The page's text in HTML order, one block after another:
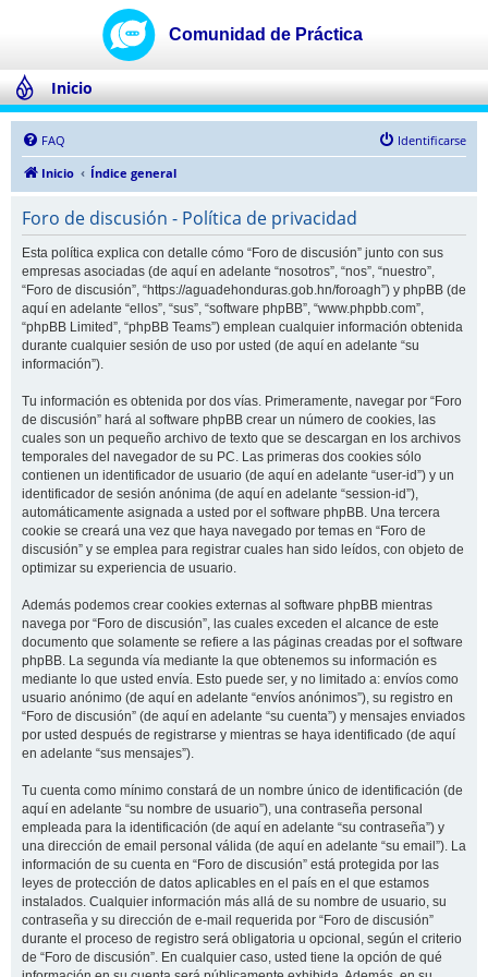
Inicio
FAQ
Identificarse
Inicio
Índice general
Foro de discusión - Política de privacidad
Esta política explica con detalle cómo “Foro de discusión” junto con sus
empresas asociadas (de aquí en adelante “nosotros”, “nos”, “nuestro”,
“Foro de discusión”, “https://aguadehonduras.gob.hn/foroagh”) y phpBB (de
aquí en adelante “ellos”, “sus”, “software phpBB”, “www.phpbb.com”,
“phpBB Limited”, “phpBB Teams”) emplean cualquier información obtenida
durante cualquier sesión de uso por usted (de aquí en adelante “su
información”).
Tu información es obtenida por dos vías. Primeramente, navegar por “Foro
de discusión” hará al software phpBB crear un número de cookies, las
cuales son un pequeño archivo de texto que se descargan en los archivos
temporales del navegador de su PC. Las primeras dos cookies sólo
contienen un identificador de usuario (de aquí en adelante “user-id”) y un
identificador de sesión anónima (de aquí en adelante “session-id”),
automáticamente asignada a usted por el software phpBB. Una tercera
cookie se creará una vez que haya navegado por temas en “Foro de
discusión” y se emplea para registrar cuales han sido leídos, con objeto de
optimizar su experiencia de usuario.
Además podemos crear cookies externas al software phpBB mientras
navega por “Foro de discusión”, las cuales exceden el alcance de este
documento que solamente se refiere a las páginas creadas por el software
phpBB. La segunda vía mediante la que obtenemos su información es
mediante lo que usted envía. Esto puede ser, y no limitado a: envíos como
usuario anónimo (de aquí en adelante “envíos anónimos”), su registro en
“Foro de discusión” (de aquí en adelante “su cuenta”) y mensajes enviados
por usted después de registrarse y mientras se haya identificado (de aquí
en adelante “sus mensajes”).
Tu cuenta como mínimo constará de un nombre único de identificación (de
aquí en adelante “su nombre de usuario”), una contraseña personal
empleada para la identificación (de aquí en adelante “su contraseña”) y
una dirección de email personal válida (de aquí en adelante “su email”). La
información de su cuenta en “Foro de discusión” está protegida por las
leyes de protección de datos aplicables en el país en el que estamos
instalados. Cualquier información más allá de su nombre de usuario, su
contraseña y su dirección de e-mail requerida por “Foro de discusión”
durante el proceso de registro será obligatoria u opcional, según el criterio
de “Foro de discusión”. En cualquier caso, usted tiene la opción de qué